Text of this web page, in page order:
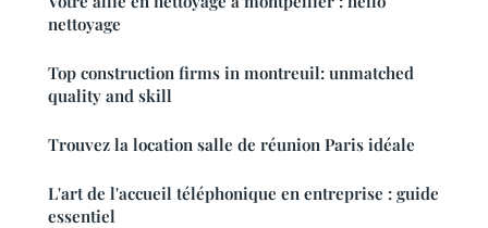
nettoyage
Top construction firms in montreuil: unmatched
quality and skill
Trouvez la location salle de réunion Paris idéale
L'art de l'accueil téléphonique en entreprise : guide
essentiel